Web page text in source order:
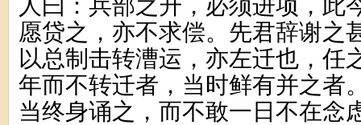
人曰：兵部之升，必须进项，此
愿贷之，亦不求偿。先君辞谢之
以总制击转漕运，亦左迁也，任
年而不转迁者，当时鲜有并之者
当终身诵之，而不敢一日不在